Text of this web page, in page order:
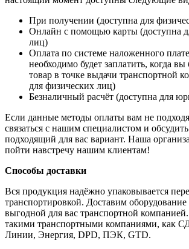
При получении (доступна для
Онлайн с помощью карты (доступна
лиц)
Оплата по системе наложенного
необходимо будет заплатить, когда вы
товар в точке выдачи транспортной
для физических лиц)
Безналичный расчёт (доступна для
Если данные методы оплаты вам не
связаться с нашим специалистом и
подходящий для вас вариант. Наша
пойти навстречу нашим клиентам!
Способы доставки
Вся продукция надёжно упаковывается
транспортировкой. Доставим оборудование
выгодной для вас транспортной
такими транспортными компаниями, как
Линии, Энергия, DPD, ПЭК, GTD.